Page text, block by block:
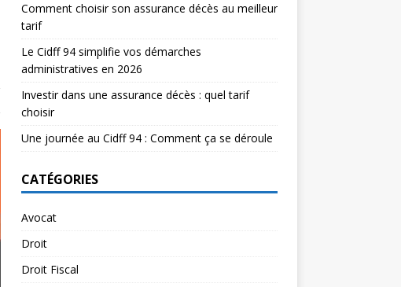
Comment choisir son assurance décès au meilleur
tarif
Le Cidff 94 simplifie vos démarches
administratives en 2026
Investir dans une assurance décès : quel tarif
choisir
Une journée au Cidff 94 : Comment ça se déroule
CATÉGORIES
Avocat
Droit
Droit Fiscal